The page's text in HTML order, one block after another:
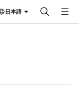
日本語